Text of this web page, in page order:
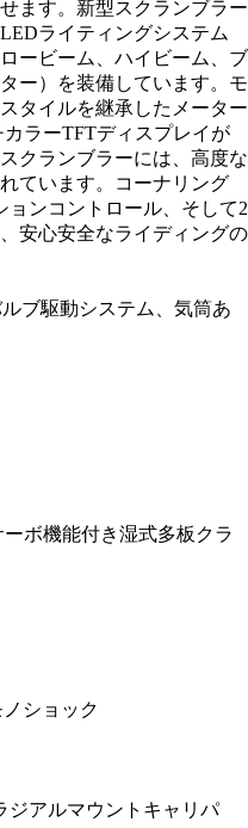
ます。新型スクランブラー
ライティングシステム
ービーム、ハイビーム、ブ
ー）を装備しています。モ
タイルを継承したメーター
ラーTFTディスプレイが
クランブラーには、高度な
ています。コーナリング
ョンコントロール、そして2
安心安全なライディングの
ブ駆動システム、気筒あ
ボ機能付き湿式多板クラ
ショック
ジアルマウントキャリパ